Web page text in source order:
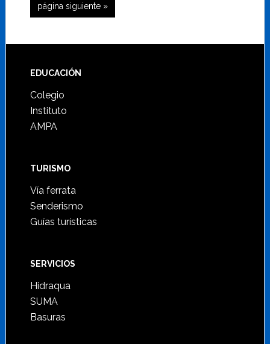
la
Ir
a
página siguiente »
Footer
EDUCACIÓN
Colegio
Instituto
AMPA
TURISMO
Vía ferrata
Senderismo
Guías turísticas
SERVICIOS
Hidraqua
SUMA
Basuras